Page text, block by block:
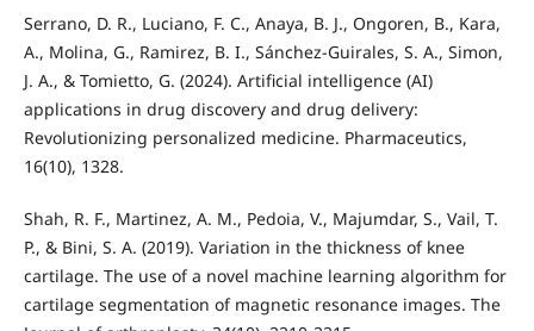
Serrano, D. R., Luciano, F. C., Anaya, B. J., Ongoren, B., Kara,
A., Molina, G., Ramirez, B. I., Sánchez-Guirales, S. A., Simon,
J. A., & Tomietto, G. (2024). Artificial intelligence (AI)
applications in drug discovery and drug delivery:
Revolutionizing personalized medicine. Pharmaceutics,
16(10), 1328.
Shah, R. F., Martinez, A. M., Pedoia, V., Majumdar, S., Vail, T.
P., & Bini, S. A. (2019). Variation in the thickness of knee
cartilage. The use of a novel machine learning algorithm for
cartilage segmentation of magnetic resonance images. The